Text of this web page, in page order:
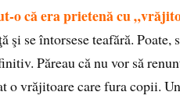
o că era prietenă cu
şi se întorsese teafără. Poate,
Păreau că nu vor să
o vrăjitoare care fura copii.